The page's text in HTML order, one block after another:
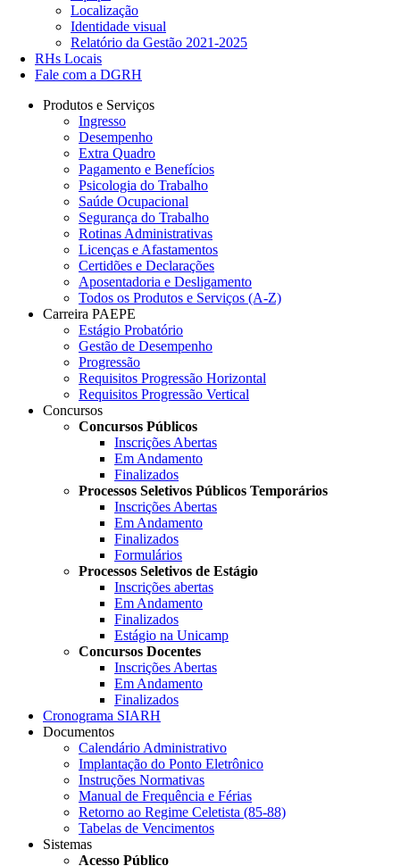
Localização
Identidade visual
Relatório da Gestão 2021-2025
RHs Locais
Fale com a DGRH
Produtos e Serviços
Ingresso
Desempenho
Extra Quadro
Pagamento e Benefícios
Psicologia do Trabalho
Saúde Ocupacional
Segurança do Trabalho
Rotinas Administrativas
Licenças e Afastamentos
Certidões e Declarações
Aposentadoria e Desligamento
Todos os Produtos e Serviços (A-Z)
Carreira PAEPE
Estágio Probatório
Gestão de Desempenho
Progressão
Requisitos Progressão Horizontal
Requisitos Progressão Vertical
Concursos
Concursos Públicos
Inscrições Abertas
Em Andamento
Finalizados
Processos Seletivos Públicos Temporários
Inscrições Abertas
Em Andamento
Finalizados
Formulários
Processos Seletivos de Estágio
Inscrições abertas
Em Andamento
Finalizados
Estágio na Unicamp
Concursos Docentes
Inscrições Abertas
Em Andamento
Finalizados
Cronograma SIARH
Documentos
Calendário Administrativo
Implantação do Ponto Eletrônico
Instruções Normativas
Manual de Frequência e Férias
Retorno ao Regime Celetista (85-88)
Tabelas de Vencimentos
Sistemas
Acesso Público